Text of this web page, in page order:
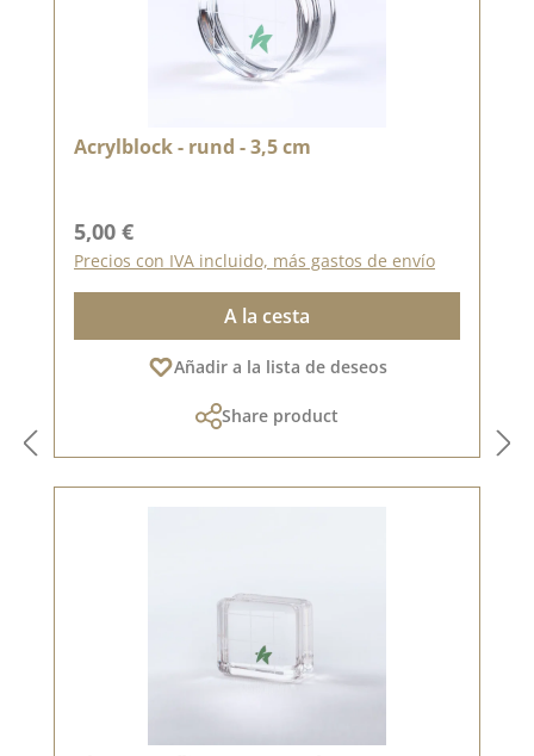
Acrylblock - rund - 3,5 cm
Precio normal:
5,00 €
Precios con IVA incluido, más gastos de envío
A la cesta
Añadir a la lista de deseos
Share product